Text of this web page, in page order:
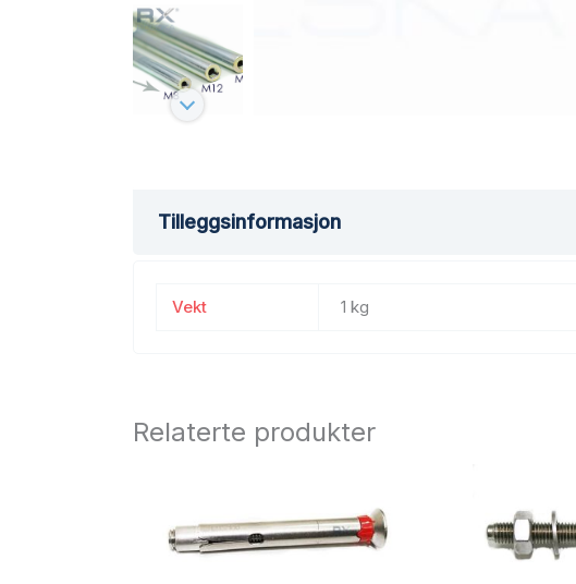
Tilleggsinformasjon
Vekt 1 kg
Relaterte produkter